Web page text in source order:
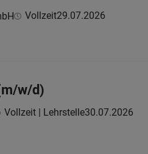
Vollzeit29.07.2026
w/d)
Vollzeit | Lehrstelle30.07.2026